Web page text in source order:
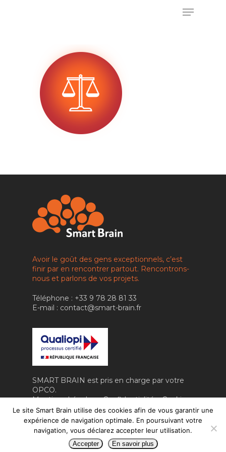
Appuyez sur Entrée pour rechercher ou sur
ESC pour fermer
Avoir le goût des gens exceptionnels, c’est
finir par en rencontrer partout. Rencontrons-
nous et parlons de vos projets.
Téléphone : +33 9 78 28 81 33
E-mail : contact@smart-brain.fr
SMART BRAIN est pris en charge par votre
OPCO.
Mentions Légales–Confidentialité–Cookies
Fait avec amour parNuméria
Communication
ACCUEIL
FORMATION
Le site Smart Brain utilise des cookies afin de vous garantir une
expérience de navigation optimale. En poursuivant votre
navigation, vous déclarez accepter leur utilisation.
Accepter En savoir plus